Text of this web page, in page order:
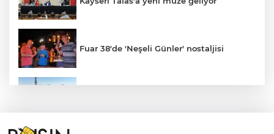
Fuar 38'de 'Neşeli Günler' nostaljisi